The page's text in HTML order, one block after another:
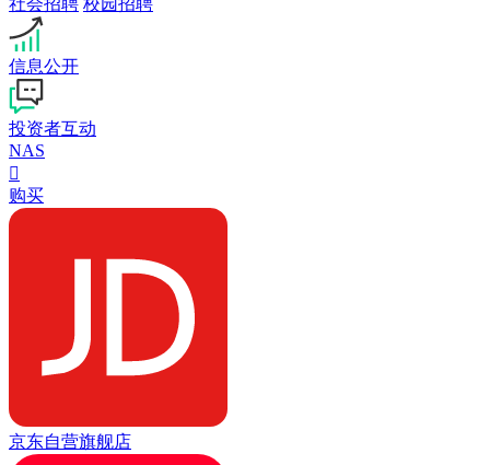
社会招聘 校园招聘
信息公开
投资者互动
NAS

购买
京东自营旗舰店